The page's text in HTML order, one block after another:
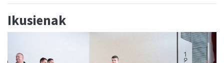
Ikusienak